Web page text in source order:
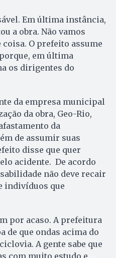
Em última instância,
a obra. Não vamos
O prefeito assume
em última
os dirigentes do
da empresa municipal
da obra, Geo-Rio,
da
de assumir suas
disse que quer
acidente. De acordo
não deve recair
indivíduos que
por acaso. A prefeitura
de que ondas acima do
A gente sabe que